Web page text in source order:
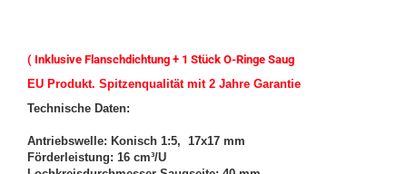
( Inklusive Flanschdichtung + 1 Stück O-Ringe Saug
EU Produkt. Spitzenqualität mit 2 Jahre Garantie
Technische Daten:
Antriebswelle: Konisch 1:5, 17x17 mm
Förderleistung: 16 cm³/U